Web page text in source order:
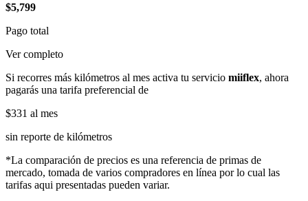
$5,799
Pago total
Ver completo
Si recorres más kilómetros al mes activa tu servicio miiflex, ahora
pagarás una tarifa preferencial de
$331 al mes
sin reporte de kilómetros
*La comparación de precios es una referencia de primas de
mercado, tomada de varios compradores en línea por lo cual las
tarifas aqui presentadas pueden variar.